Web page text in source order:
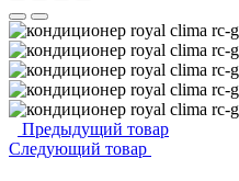
Предыдущий товар
Следующий товар